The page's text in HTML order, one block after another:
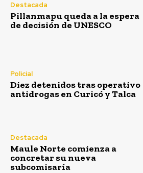
Destacada
Pillanmapu queda a la espera
de decisión de UNESCO
Policial
Diez detenidos tras operativo
antidrogas en Curicó y Talca
Destacada
Maule Norte comienza a
concretar su nueva
subcomisaría